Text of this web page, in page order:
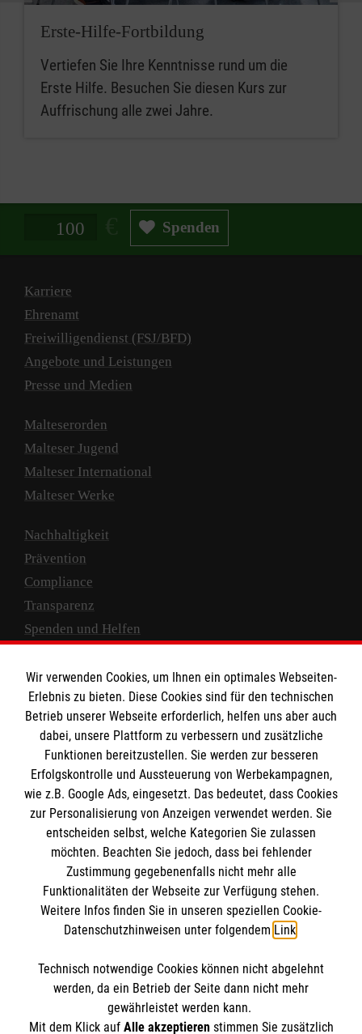
Erste-Hilfe-Fortbildung
Vertiefen Sie Ihre Kenntnisse rund um die
Erste Hilfe. Besuchen Sie diesen Kurs zur
Auffrischung alle zwei Jahre.
Spendenbetrag in Euro Spenden
Karriere
Ehrenamt
Freiwilligendienst (FSJ/BFD)
Angebote und Leistungen
Presse und Medien
Malteserorden
Malteser Jugend
Malteser International
Malteser Werke
Nachhaltigkeit
Prävention
Compliance
Transparenz
Spenden und Helfen
Empfänger: Malteser Hilfsdienst e.V.
IBAN: DE10 3706 0120 1201 2000 12
BIC: GENODED 1PA7
Newsletter abonnieren
Cookies verwalten|AGB|Impressum|Datenschutz
Barrierefreiheit |Kontakt| Sharepoint|Mediathek
Wir verwenden Cookies, um Ihnen ein optimales Webseiten-
Erlebnis zu bieten. Diese Cookies sind für den technischen
Betrieb unserer Webseite erforderlich, helfen uns aber auch
dabei, unsere Plattform zu verbessern und zusätzliche
Funktionen bereitzustellen. Sie werden zur besseren
Erfolgskontrolle und Aussteuerung von Werbekampagnen,
wie z.B. Google Ads, eingesetzt. Das bedeutet, dass Cookies
zur Personalisierung von Anzeigen verwendet werden. Sie
entscheiden selbst, welche Kategorien Sie zulassen
möchten. Beachten Sie jedoch, dass bei fehlender
Zustimmung gegebenenfalls nicht mehr alle
Funktionalitäten der Webseite zur Verfügung stehen.
Weitere Infos finden Sie in unseren speziellen Cookie-
Datenschutzhinweisen unter folgendem Link.
Technisch notwendige Cookies können nicht abgelehnt
werden, da ein Betrieb der Seite dann nicht mehr
gewährleistet werden kann.
Mit dem Klick auf Alle akzeptierenstimmen Sie zusätzlich